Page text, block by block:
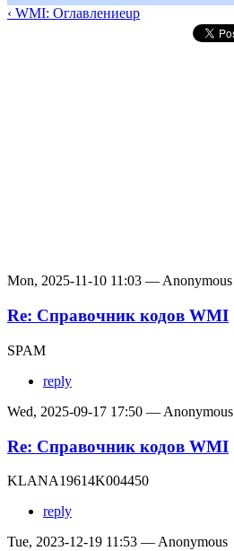
‹ WMI: Оглавлениеup
Mon, 2025-11-10 11:03 — Anonymous
Re: Справочник кодов WMI
SPAM
reply
Wed, 2025-09-17 17:50 — Anonymous
Re: Справочник кодов WMI
KLANA19614K004450
reply
Tue, 2023-12-19 11:53 — Anonymous